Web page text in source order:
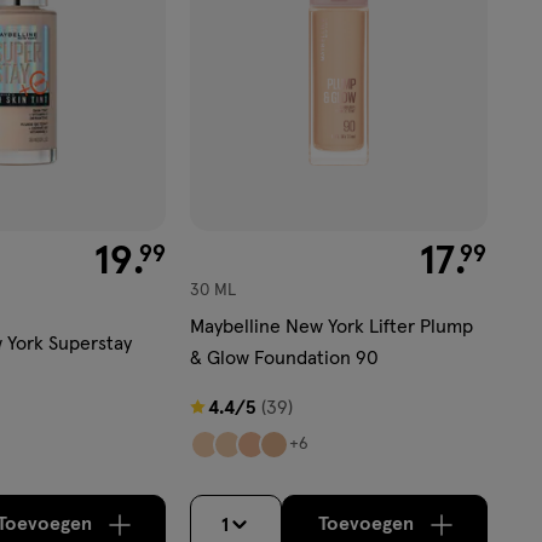
€ 19.99
19.99
York Superstay
verhoog aantal met één Bijna uitverkocht!Er zijn nog
€ 17.99
17.99
30 ML
Maybelline New York Lifter Plump
& Glow Foundation 90
4.4/5 (39)
4.4
van
sterren
+6
1 Toevoegenverhoog aantal